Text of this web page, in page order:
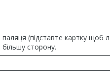
(підставте картку щоб
сторону.